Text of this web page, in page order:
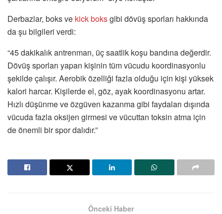
Derbazlar, boks ve kick boksgibi dövüş sporları hakkında
da şu bilgileri verdi:
“45 dakikalık antrenman, üç saatlik koşu bandına değerdir.
Dövüş sporları yapan kişinin tüm vücudu koordinasyonlu
şekilde çalışır. Aerobik özelliği fazla olduğu için kişi yüksek
kalori harcar. Kişilerde el, göz, ayak koordinasyonu artar.
Hızlı düşünme ve özgüven kazanma gibi faydaları dışında
vücuda fazla oksijen girmesi ve vücuttan toksin atma için
de önemli bir spor dalıdır.”
Önceki Haber